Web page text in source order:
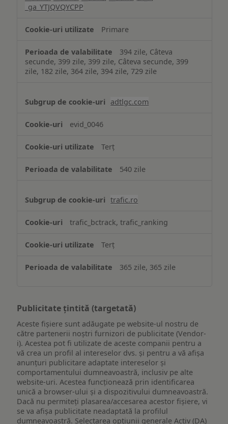
_ga_YTJQVQYCPP
Primare
394 zile, Câteva
secunde, 399 zile, 399 zile, Câteva secunde, 399
zile, 182 zile, 364 zile, 394 zile, 729 zile
adtlgc.com
evid_0046
Terț
540 zile
trafic.ro
trafic_bctrack, trafic_ranking
Terț
365 zile, 365 zile
Publicitate țintită (targetată)
Aceste fișiere sunt adăugate pe website-ul nostru de
către partenerii noștri furnizori de publicitate (Vendor-
i). Acestea pot fi utilizate de aceste companii pentru a
vă crea un profil al intereselor dvs. și pentru a vă afișa
anunțuri publicitare adaptate intereselor și
comportamentului dumneavoastră, inclusiv pe alte
website-uri. Acestea funcționează prin identificarea
unică a browser-ului și a dispozitivului dumneavoastră.
Dacă nu permiteți plasarea/accesarea acestor fișiere, vi
se va afișa publicitate neadaptată la profilul
dumneavoastră. Selectarea opțiunii generale Activ (DA)